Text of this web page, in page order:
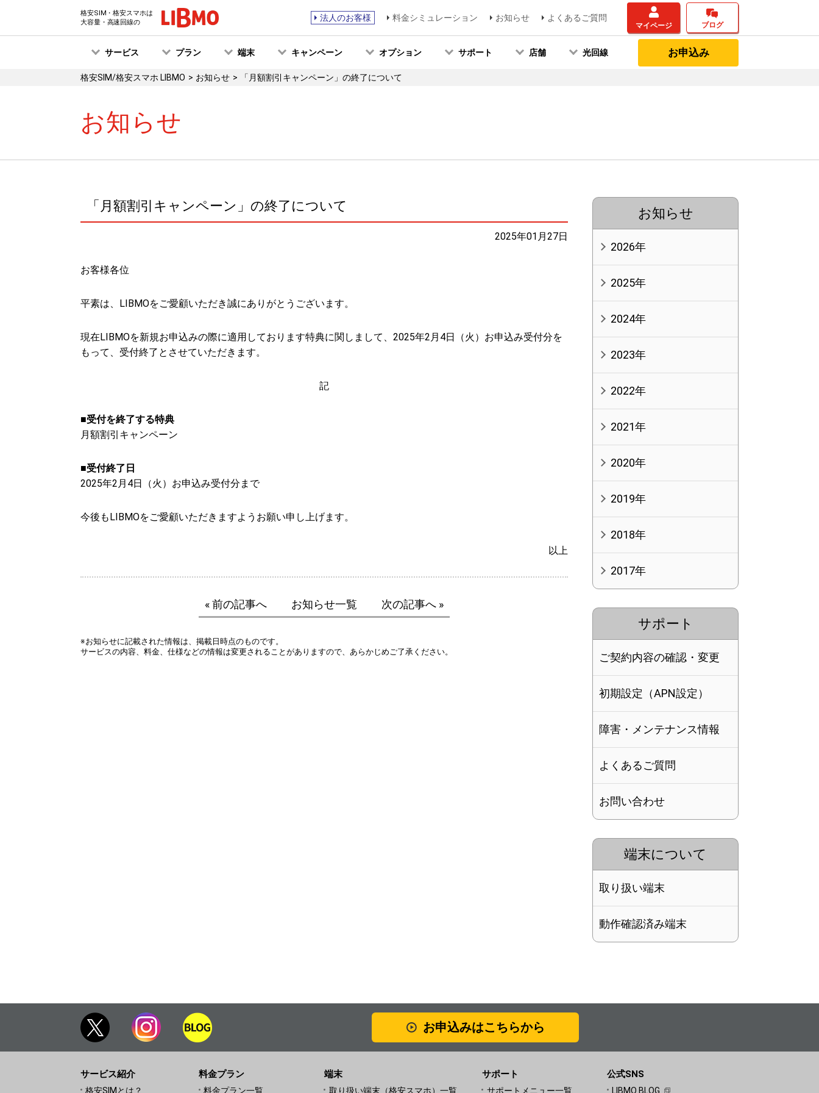
格安SIM・格安スマホは
大容量・高速回線の
法人のお客様 料金シミュレーション お知らせ よくあるご質問
マイページ ブログ
サービス プラン 端末 キャンペーン オプション サポート 店舗 光回線 お申込み
格安SIM/格安スマホ LIBMO お知らせ 「月額割引キャンペーン」の終了について
お知らせ
「月額割引キャンペーン」の終了について
2025年01月27日
お客様各位
平素は、LIBMOをご愛顧いただき誠にありがとうございます。
現在LIBMOを新規お申込みの際に適用しております特典に関しまして、2025年2月4日（火）お申込み受付分を
もって、受付終了とさせていただきます。
記
■受付を終了する特典
月額割引キャンペーン
■受付終了日
2025年2月4日（火）お申込み受付分まで
今後もLIBMOをご愛顧いただきますようお願い申し上げます。
以上
« 前の記事へ お知らせ一覧 次の記事へ »
※お知らせに記載された情報は、掲載日時点のものです。
サービスの内容、料金、仕様などの情報は変更されることがありますので、あらかじめご了承ください。
お知らせ
2026年
2025年
2024年
2023年
2022年
2021年
2020年
2019年
2018年
2017年
サポート
ご契約内容の確認・変更
初期設定（APN設定）
障害・メンテナンス情報
よくあるご質問
お問い合わせ
端末について
取り扱い端末
動作確認済み端末
お申込みはこちらから
サービス紹介
格安SIMとは？
料金プラン
料金プラン一覧
端末
取り扱い端末（格安スマホ）一覧
サポート
サポートメニュー一覧
公式SNS
LIBMO BLOG